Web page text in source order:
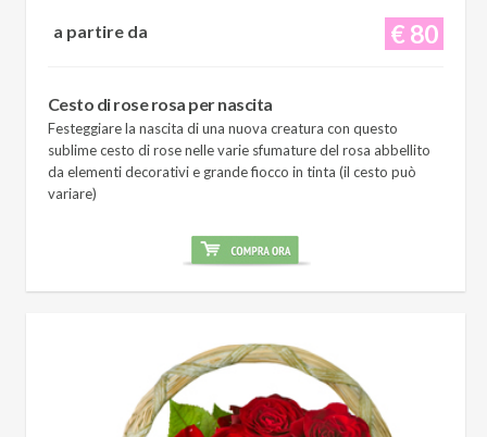
€ 80
a partire da
Cesto di rose rosa per nascita
Festeggiare la nascita di una nuova creatura con questo
sublime cesto di rose nelle varie sfumature del rosa abbellito
da elementi decorativi e grande fiocco in tinta (il cesto può
variare)